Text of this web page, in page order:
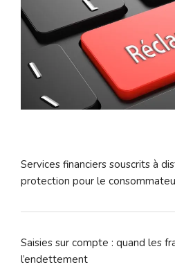
Services financiers souscrits à
protection pour le
Saisies sur compte : quand les
l’endettement